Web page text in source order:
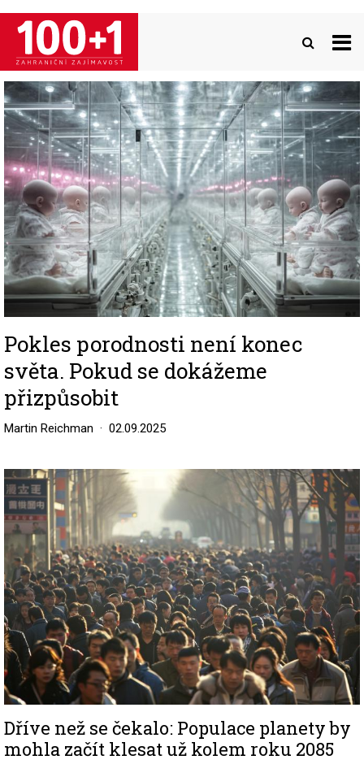
Přejít
hlavnímu
obsahu
Image
Pokles porodnosti není konec
světa. Pokud se dokážeme
přizpůsobit
Martin Reichman 02.09.2025
Image
Dříve než se čekalo: Populace planety by
mohla začít klesat už kolem roku 2085